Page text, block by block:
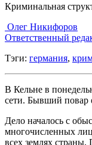
Криминальная
Олег Никифоров
Ответственный
Тэги: германия,
В Кельне в
сети. Бывший повар
Дело началось с
многочисленных
всех землях